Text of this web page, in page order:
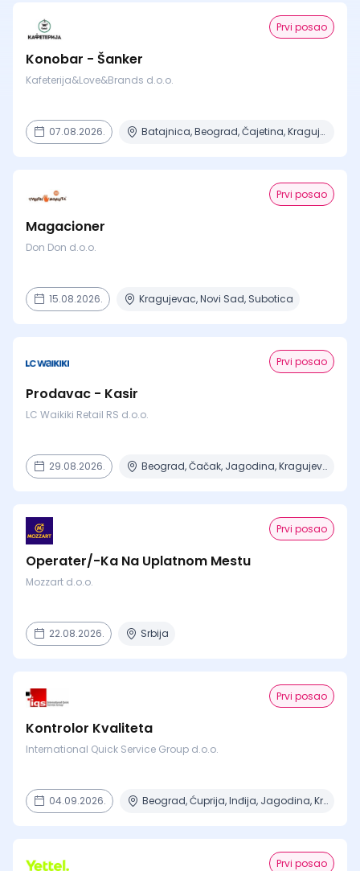
Prvi posao
Konobar - Šanker
Kafeterija&Love&Brands d.o.o.
07.08.2026. Batajnica, Beograd, Čajetina, Kragujevac, Niš + 5 mesta
Prvi posao
Magacioner
Don Don d.o.o.
15.08.2026. Kragujevac, Novi Sad, Subotica
Prvi posao
Prodavac - Kasir
LC Waikiki Retail RS d.o.o.
29.08.2026. Beograd, Čačak, Jagodina, Kragujevac, Kruševac + 15 mesta
Prvi posao
Operater/-Ka Na Uplatnom Mestu
Mozzart d.o.o.
22.08.2026. Srbija
Prvi posao
Kontrolor Kvaliteta
International Quick Service Group d.o.o.
04.09.2026. Beograd, Ćuprija, Inđija, Jagodina, Kragujevac + 14 mesta
Prvi posao